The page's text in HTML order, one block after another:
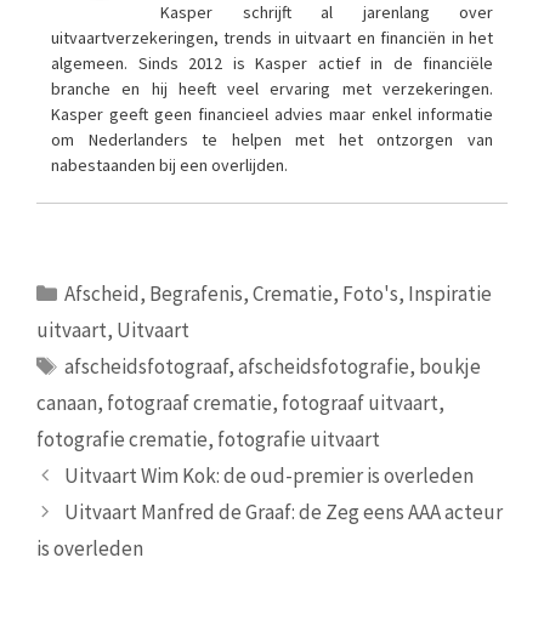
Kasper schrijft al jarenlang over
uitvaartverzekeringen, trends in uitvaart en financiën in het
algemeen. Sinds 2012 is Kasper actief in de financiële
branche en hij heeft veel ervaring met verzekeringen.
Kasper geeft geen financieel advies maar enkel informatie
om Nederlanders te helpen met het ontzorgen van
nabestaanden bij een overlijden.
Categorieën
Afscheid, Begrafenis,Crematie, Foto's, Inspiratie
uitvaart, Uitvaart
Tags
afscheidsfotograaf,afscheidsfotografie, boukje
canaan, fotograaf crematie, fotograaf uitvaart,
fotografie crematie, fotografie uitvaart
Uitvaart Wim Kok: de oud-premier is overleden
Uitvaart Manfred de Graaf: de Zeg eens AAA acteur
is overleden